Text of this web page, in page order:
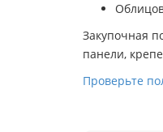
Закупочная
панели,
Проверьте